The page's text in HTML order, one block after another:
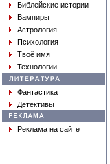
Библейские истории
Вампиры
Астрология
Психология
Твоё имя
Технологии
Фантастика
Детективы
Реклама на сайте